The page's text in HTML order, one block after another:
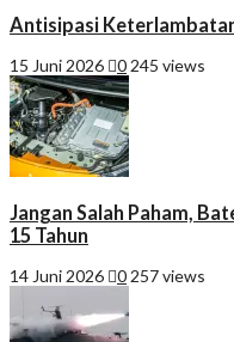
Antisipasi
15 Juni 2026 0 245 views
Jangan Salah Paham,
15 Tahun
14 Juni 2026 0 257 views